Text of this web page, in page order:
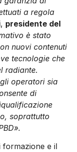
a regola
, presidente del
è stato
nuovi contenuti
tecnologie che
radiante.
operatori sia
di
soprattutto
formazione e il